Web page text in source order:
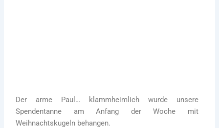
Der arme Paul… klammheimlich wurde unsere
Spendentanne am Anfang der Woche mit
Weihnachtskugeln behangen.